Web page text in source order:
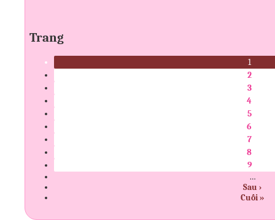
Trang
1
2
3
4
5
6
7
8
9
…
Sau ›
Cuối »